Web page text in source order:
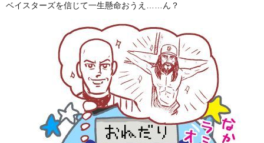
ベイスターズを信じて一生懸命おうえ……ん？